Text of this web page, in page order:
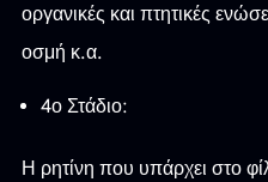
οργανικές και πτητικές
οσμή κ.α.
4ο Στάδιο:
Η ρητίνη που υπάρχει στο